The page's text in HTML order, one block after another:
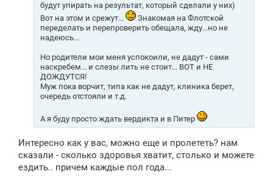
будут упирать на результат, который сделали у них)
Вот на этом и срежут...
Знакомая на Флотской
переделать и перепроверить обещала, жду...но не
надеюсь...
Но родители мои меня успокоили, не дадут - сами
наскребем... и слезы лить не стоит... ВОТ и НЕ
ДОЖДУТСЯ!
Муж пока ворчит, типа как не дадут, клиника берет,
очередь отстояли и т.д.
А я буду просто ждать вердикта и в Питер
Интересно как у вас, можно еще и пролететь? нам
сказали - сколько здоровья хватит, столько и можете
ездить.. причем каждые пол года...